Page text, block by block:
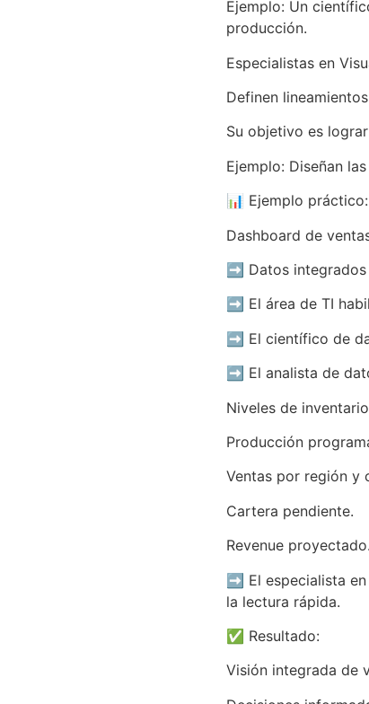
Ejemplo: Un
producción.
Especialistas en
Definen
Su objetivo es
Ejemplo: Diseñan
📊 Ejemplo práctico:
Dashboard de
➡️ Datos integrados
➡️ El área de TI
➡️ El científico de
➡️ El analista de
Niveles de
Producción
Ventas por región y
Cartera pendiente.
Revenue proyectado.
➡️ El especialista en
la lectura rápida.
✅ Resultado:
Visión integrada de